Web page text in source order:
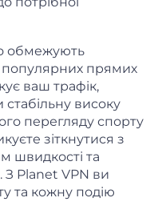
обмежують
популярних прямих
ваш трафік,
високу
перегляду спорту
зіткнутися з
швидкості та
З Planet VPN ви
та кожну подію